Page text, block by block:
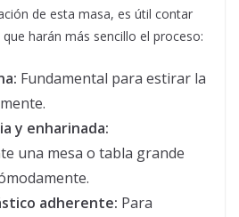
de esta masa, es útil contar
harán más sencillo el proceso:
Fundamental para estirar la
y enharinada:
una mesa o tabla grande
adherente: Para